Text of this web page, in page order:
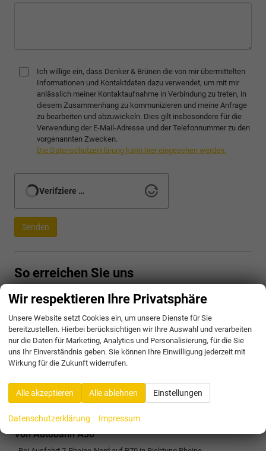
Ich willige ein, dass Denker & Brünen die von mir übermittelten
Informationen und Kontaktdaten dazu verwendet, um mit mir
anlässlich meiner Kontaktaufnahme in Verbindung zu treten, in
diesem Zusammenhang zu kommunizieren und meine Anfrage
zu bearbeiten und abzuwickeln. Dies gilt insbesondere für die
Verwendung der E-Mail-Adresse und der Telefonnummer zu den
vorgenannten Zwecken.
Die Datenschutzerklärung kann hier eingesehen werden.
Verifziere …
Senden
So erreichen Sie uns
Von Autobahn A31
- Bei Ausfahrt 30-Gronau/Ochtrup in B54 Richtung Steinfurt/Ochtrup
einfädeln
- Die Auffahrt B70 nach Ahaus/Metelen/Rheine/Wettringen nehmen-
Abbiegen auf B70 in Richtung Wettringen
- Im Kreisverkehr dritte Ausfahrt (Burgsteinfurter Str.) nehmen
- Rechts abbiegen auf Hügelstraße
- Weiter auf Bilker Str.
- Den Kreisverkehr passieren
Von Autobahn A30
Wir respektieren Ihre Privatsphäre
Unsere Website setzt Cookies ein, um unsere Dienste für Sie
bereitzustellen. Hierbei berücksichtigen wir Ihre Auswahl und verarbeiten
nur die Daten für Marketing, Analytics und Personalisierung, für die Sie
uns Ihr Einverständnis geben. Sie können Ihre Einwilligung jederzeit mit
Wirkung für die Zukunft widerrufen.
Alle akzeptieren Alle ablehnen Einstellungen
Datenschutzerklärung Impressum